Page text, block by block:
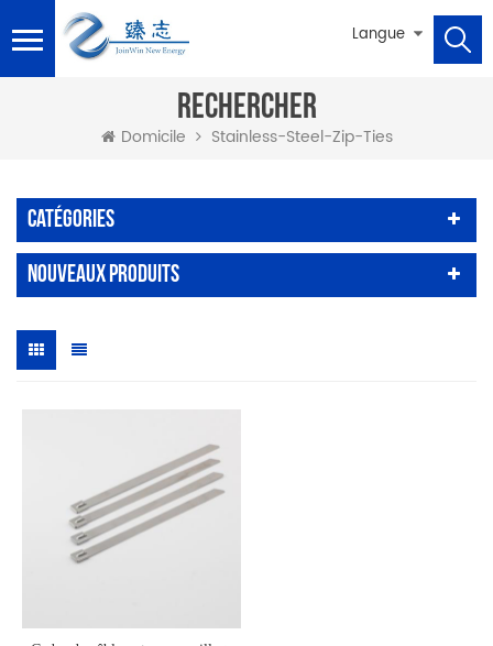
Langue
RECHERCHER
Domicile Stainless-Steel-Zip-Ties
Catégories
Nouveaux Produits